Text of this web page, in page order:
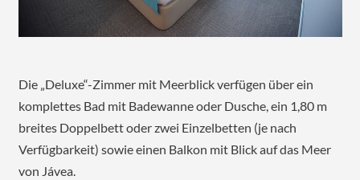
Die „Deluxe“-Zimmer mit Meerblick verfügen über ein
komplettes Bad mit Badewanne oder Dusche, ein 1,80 m
breites Doppelbett oder zwei Einzelbetten (je nach
Verfügbarkeit) sowie einen Balkon mit Blick auf das Meer
von Jávea.